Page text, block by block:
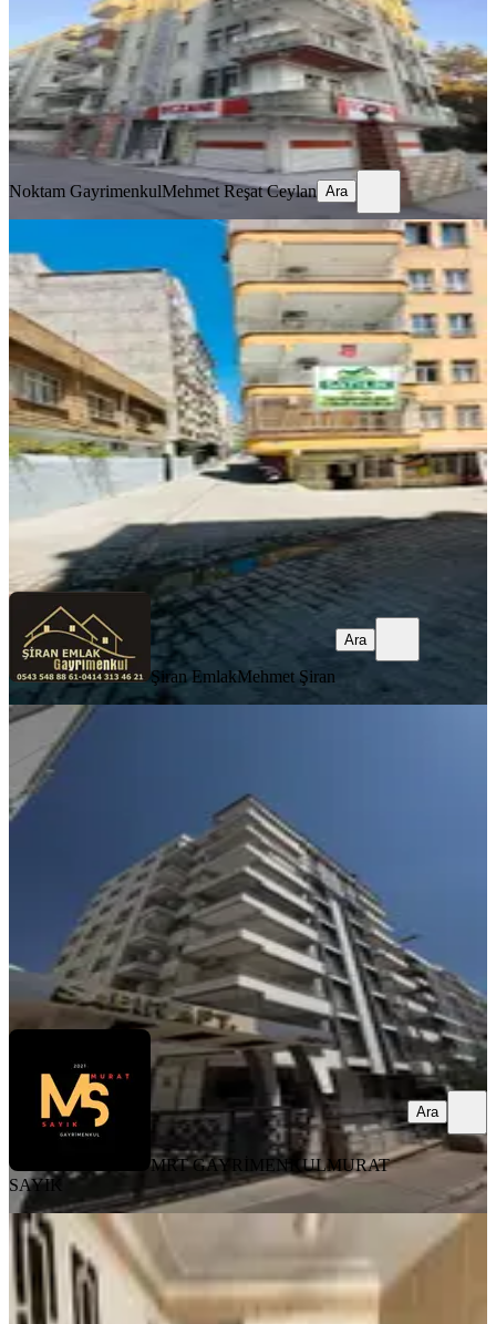
4+1·250 m² · 2. Kat 26.07.2026
4.350.000 ₺
Noktam GayrimenkulMehmet Reşat Ceylan
Ara
Noktam GayrimenkulMehmet Reşat Ceylan Ara
Şanlıurfa Haliliye Şair Nabi Mah. 3+1
Doğalgazlı, Çif Balkonlu 2 Adet
Klimalı 2.kat 170 M2 Daire
Haliliye, Şair Nabi Mahallesi
3+1
·170 m²·2. Kat·07.08.2026
1.950.000 ₺
Şiran Emlak Mehmet Şiran
Şiran EmlakMehmet Şiran
Ara
YENİ
133 m² ·Bodrum Kat
2.000.000 ₺
MRT GAYRİMENKULMURAT SAYIK
MRT GAYRİMENKULMURAT
SAYIK
Ara
YENİ
Cadde Seyran'da Havalesiz Bakımlı
3+1 Daire,doğalgaz Aktif
Haliliye, Ahmet Yesevi Mahallesi